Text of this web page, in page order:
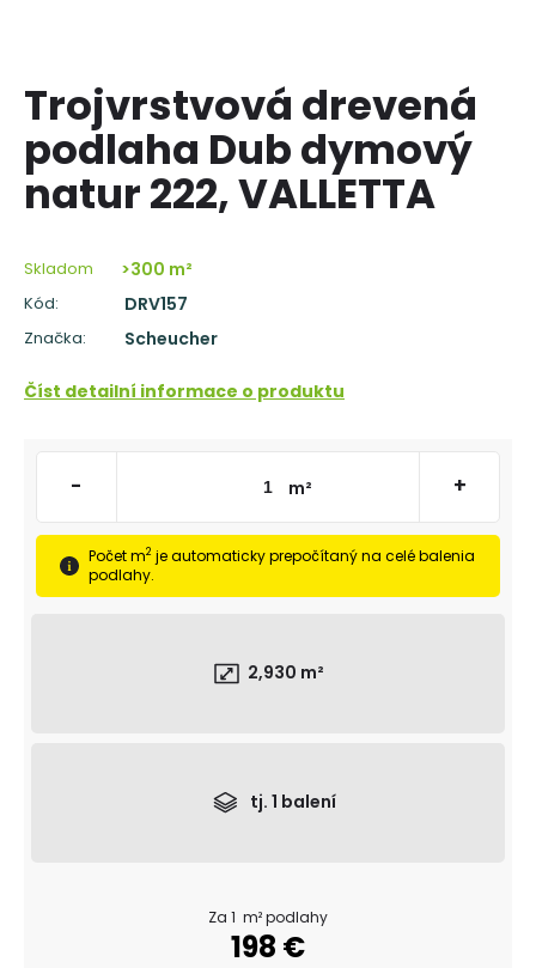
Trojvrstvová drevená
podlaha Dub dymový
natur 222, VALLETTA
Skladom >300 m²
Kód: DRV157
Značka: Scheucher
Číst detailní informace o produktu
- m² +
Počet m2 je automaticky prepočítaný na celé balenia
podlahy.
2,930 m²
tj. 1 balení
Za 1 m² podlahy
198 €
s
ť
?
O
d
č
m